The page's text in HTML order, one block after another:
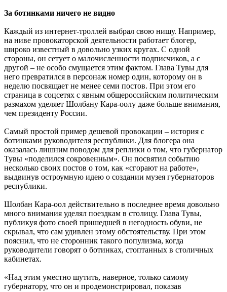
За ботинками ничего не видно
Каждый из интернет-троллей выбрал свою нишу. Например,
на ниве провокаторской деятельности работает блогер,
широко известный в довольно узких кругах. С одной
стороны, он сетует о малочисленности подписчиков, а с
другой – не особо смущается этим фактом. Глава Тувы для
него превратился в персонаж номер один, которому он в
неделю посвящает не менее семи постов. При этом его
страница в соцсетях с явным общероссийским политическим
размахом уделяет Шолбану Кара-оолу даже больше внимания,
чем президенту России.
Самый простой пример дешевой провокации – история с
ботинками руководителя республики. Для блогера она
оказалась лишним поводом для реплики о том, что губернатор
Тувы «поделился сокровенным». Он посвятил событию
несколько своих постов о том, как «сгорают на работе»,
выдвинув остроумную идею о создании музея губернаторов
республики.
Шолбан Кара-оол действительно в последнее время довольно
много внимания уделял поездкам в столицу. Глава Тувы,
публикуя фото своей пришедшей в негодность обуви, не
скрывал, что сам удивлен этому обстоятельству. При этом
пояснил, что не сторонник такого популизма, когда
руководители говорят о ботинках, стоптанных в столичных
кабинетах.
«Над этим уместно шутить, наверное, только самому
губернатору, что он и продемонстрировал, показав